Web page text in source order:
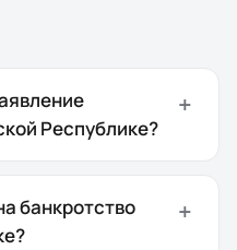
Республике?
банкротство